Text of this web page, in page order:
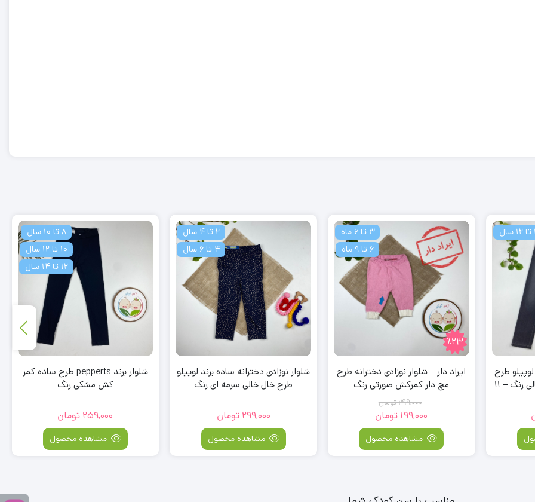
3 تا 6 ماه
طرح
رنگ
2 تا 4 سال
4 تا 6 سال
شلوار نوزادی دخترانه ساده برند لوپیلو
طرح خال خالی سرمه ای رنگ
299,000 تومان
مشاهده محصول
8 تا 10 سال
10 تا 12 سال
12 تا 14 سال
شلوار برند pepperts طرح ساده کمر
کش مشکی رنگ
259,000 تومان
مشاهده محصول
4 تا 6 سال
شلوار دخترانه جذب طرح ساده
کمرکش سرمه ای رنگ – 4-6 سال
259,000 تومان
مشاهده محصول